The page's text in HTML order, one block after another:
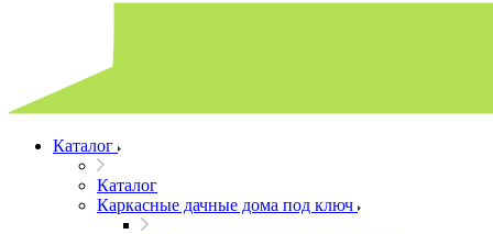
Каталог
Каталог
Каркасные дачные дома под ключ